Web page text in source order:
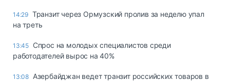
14:29 Транзит через Ормузский пролив за неделю упал
на треть
13:45 Спрос на молодых специалистов среди
работодателей вырос на 40%
13:08 Азербайджан ведет транзит российских товаров в